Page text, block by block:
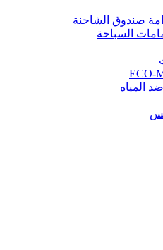
صندوق الشاحنة
السباحة
المياه